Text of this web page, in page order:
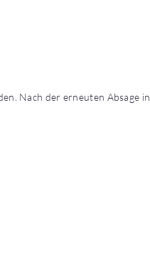
Nach der erneuten Absage in